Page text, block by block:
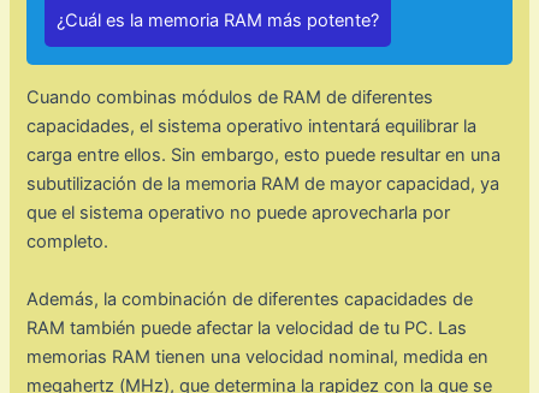
¿Cuál es la memoria RAM más potente?
Cuando combinas módulos de RAM de diferentes
capacidades, el sistema operativo intentará equilibrar la
carga entre ellos. Sin embargo, esto puede resultar en una
subutilización de la memoria RAM de mayor capacidad, ya
que el sistema operativo no puede aprovecharla por
completo.
Además, la combinación de diferentes capacidades de
RAM también puede afectar la velocidad de tu PC. Las
memorias RAM tienen una velocidad nominal, medida en
megahertz (MHz), que determina la rapidez con la que se